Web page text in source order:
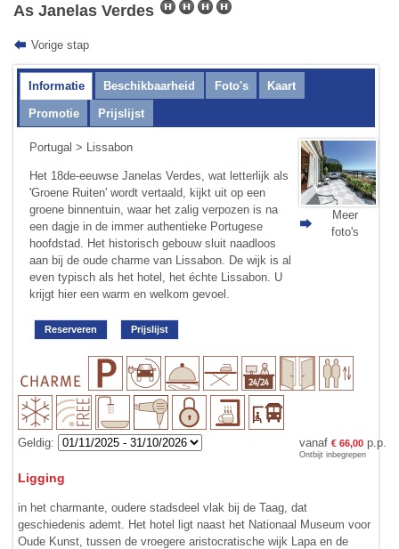
As Janelas Verdes
Vorige stap
Informatie Beschikbaarheid Foto's Kaart
Promotie Prijslijst
Portugal > Lissabon
Het 18de-eeuwse Janelas Verdes, wat letterlijk als
'Groene Ruiten' wordt vertaald, kijkt uit op een
groene binnen­tuin, waar het zalig verpozen is na
een dagje in de immer authentieke Portugese
hoofdstad. Het historisch gebouw sluit naadloos
aan bij de oude charme van Lissabon. De wijk is al
even typisch als het hotel, het échte Lissabon. U
krijgt hier een warm en welkom gevoel.
Reserveren Prijslijst
Meer
foto's
Geldig: vanaf € 66,00p.p.
Ontbijt inbegrepen
Ligging
in het charmante, oudere stadsdeel vlak bij de Taag, dat
geschiedenis ademt. Het hotel ligt naast het Nationaal Museum voor
Oude Kunst, tussen de vroegere aristocratische wijk Lapa en de